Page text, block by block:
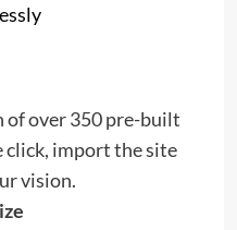
of over 350 pre-built
click, import the site
vision.